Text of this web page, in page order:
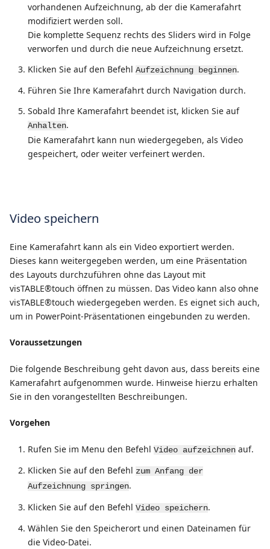
vorhandenen Aufzeichnung, ab der die Kamerafahrt
modifiziert werden soll.
Die komplette Sequenz rechts des Sliders wird in Folge
verworfen und durch die neue Aufzeichnung ersetzt.
Klicken Sie auf den Befehl Aufzeichnung beginnen.
Führen Sie Ihre Kamerafahrt durch Navigation durch.
Sobald Ihre Kamerafahrt beendet ist, klicken Sie auf
Anhalten.
Die Kamerafahrt kann nun wiedergegeben, als Video
gespeichert, oder weiter verfeinert werden.
Video speichern
Eine Kamerafahrt kann als ein Video exportiert werden.
Dieses kann weitergegeben werden, um eine Präsentation
des Layouts durchzuführen ohne das Layout mit
visTABLE®touch öffnen zu müssen. Das Video kann also ohne
visTABLE®touch wiedergegeben werden. Es eignet sich auch,
um in PowerPoint-Präsentationen eingebunden zu werden.
Voraussetzungen
Die folgende Beschreibung geht davon aus, dass bereits eine
Kamerafahrt aufgenommen wurde. Hinweise hierzu erhalten
Sie in den vorangestellten Beschreibungen.
Vorgehen
Rufen Sie im Menu den Befehl Video aufzeichnen auf.
Klicken Sie auf den Befehl zum Anfang der
Aufzeichnung springen.
Klicken Sie auf den Befehl Video speichern.
Wählen Sie den Speicherort und einen Dateinamen für
die Video-Datei.